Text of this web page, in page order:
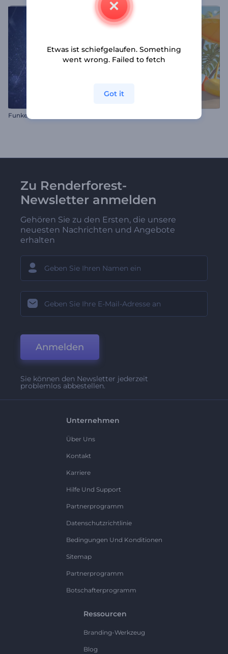
Funkelndes Glitzer-Logo
Zu Renderforest-
Newsletter anmelden
Gehören Sie zu den Ersten, die unsere
neuesten Nachrichten und Angebote
erhalten
Anmelden
Sie können den Newsletter jederzeit
problemlos abbestellen.
Unternehmen
Über Uns
Kontakt
Karriere
Hilfe Und Support
Partnerprogramm
Datenschutzrichtlinie
Bedingungen Und Konditionen
Sitemap
Partnerprogramm
Botschafterprogramm
Ressourcen
Branding-Werkzeug
Blog
Etwas ist schiefgelaufen. Something
went wrong. Failed to fetch
Got it